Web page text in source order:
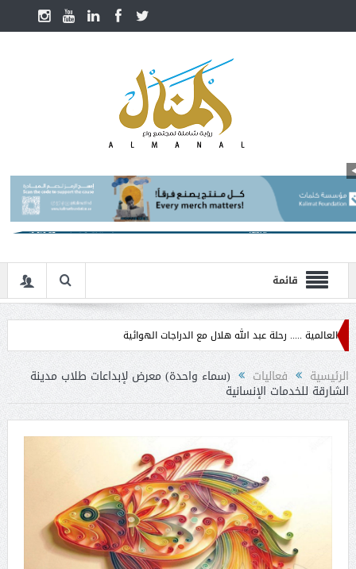
قائمة
..... رحلة عبد الله هلال مع الدراجات الهوائية
الرئيسية فعاليات (سماء واحدة) معرض لإبداعات طلاب مدينة
الشارقة للخدمات الإنسانية